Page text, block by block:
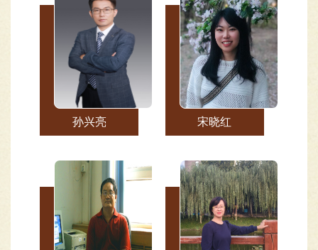
孙兴亮 宋晓红